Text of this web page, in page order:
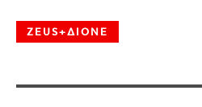
ZEUS+ΔIONE